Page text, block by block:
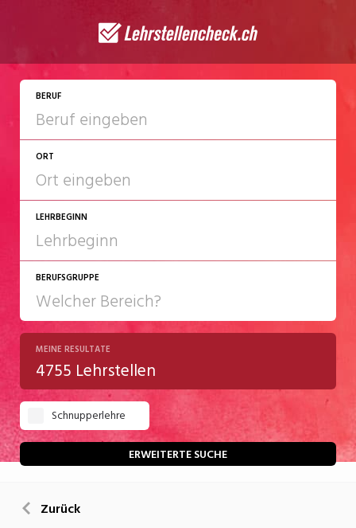
BERUF
ORT
LEHRBEGINN
2027
2028
BERUFSGRUPPE
Chemie/Pharma
Gastgewerbe
Gesundheit/Pflege/Soziales
Handwerk/Technik
Kultur
MEINE RESULTATE
4755 Lehrstellen
Schnupperlehre
ERWEITERTE SUCHE
Zurück